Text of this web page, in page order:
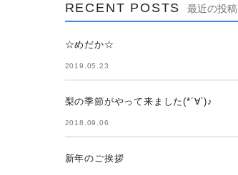
RECENT POSTS 最近の投稿
☆めだか☆
2019.05.23
梨の季節がやって来ました(*´∀`)♪
2018.09.06
新年のご挨拶